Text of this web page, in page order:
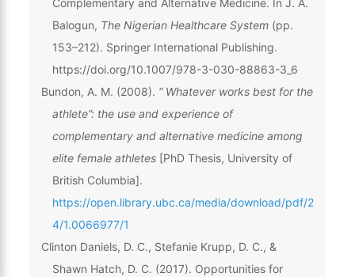
Balogun, The Nigerian Healthcare System(pp.
153–212). Springer International Publishing.
https://doi.org/10.1007/978-3-030-88863-3_6
Bundon, A. M. (2008). “ Whatever works best for the
athlete”: the use and experience of
complementary and alternative medicine among
elite female athletes[PhD Thesis, University of
British Columbia].
https://open.library.ubc.ca/media/download/pdf/2
4/1.0066977/1
Clinton Daniels, D. C., Stefanie Krupp, D. C., &
Shawn Hatch, D. C. (2017). Opportunities for